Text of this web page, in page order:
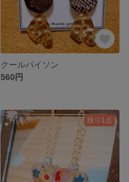
クールパイソン
560円
残り1点